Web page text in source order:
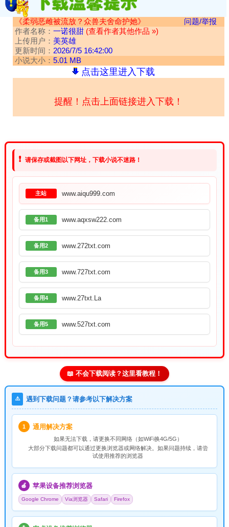
《柔弱恶雌被流放？众兽夫舍命护她》
问题/举报
作者名称： 一诺很甜 (查看作者其他作品 »)
上传用户： 美英雄
更新时间： 2026/7/5 16:42:00
小说大小： 5.01 MB
点击这里进入下载
提醒！点击上面链接进入下载！
❗ 请保存或截图以下网址，下载小说不迷路！
主站 www.aiqu999.com
备用1 www.aqxsw222.com
备用2 www.272txt.com
备用3 www.727txt.com
备用4 www.27txt.La
备用5 www.527txt.com
📖 不会下载阅读？这里看教程！
⚠️ 遇到下载问题？请参考以下解决方案
1 通用解决方案
如果无法下载，请更换不同网络（如WiFi换4G/5G）
大部分下载问题都可以通过更换浏览器或网络解决。如果问题持续，请尝
试使用推荐的浏览器
🍎 苹果设备推荐浏览器
Google Chrome Via浏览器 Safari Firefox